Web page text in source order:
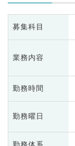
募集科目
業務内容
勤務時間
勤務曜日